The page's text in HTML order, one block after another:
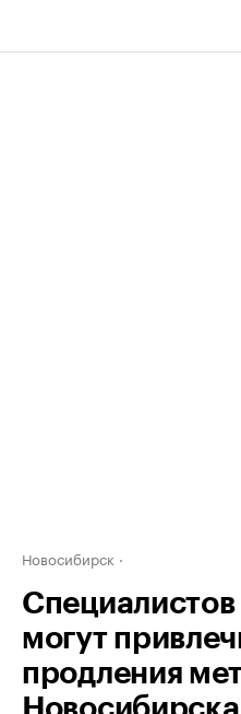
Новосибирск
Специалистов
могут
продления